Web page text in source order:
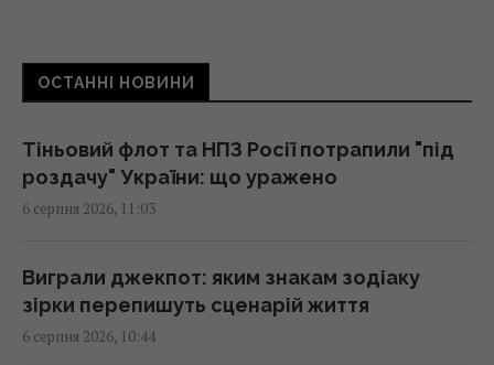
цілі
10:43 четвер, 06 серпня 2026
Українські дрони уразили два величезних
НПЗ в Росії: Зеленський розкрив деталі
(відео)
Мозгова пояснила, чому не їде з України під
час війни
ОСТАННІ НОВИНИ
Тіньовий флот та НПЗ Росії потрапили "під
роздачу" України: що уражено
6 серпня 2026, 11:03
Виграли джекпот: яким знакам зодіаку
зірки перепишуть сценарій життя
6 серпня 2026, 10:44